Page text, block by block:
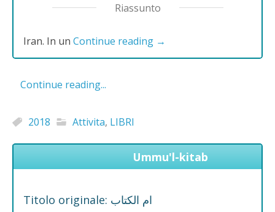
Riassunto
Iran. In un Continue reading →
Continue reading...
2018 Attivita, LIBRI
Ummu'l-kitab
Titolo originale: ام الکتاب